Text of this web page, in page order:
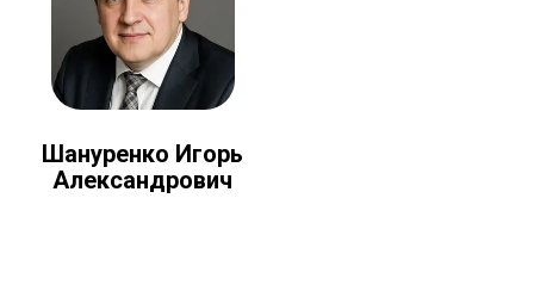
Шануренко Игорь
Александрович